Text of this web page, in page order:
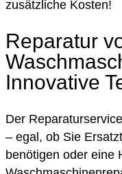
zusätzliche Kosten!
Reparatur
Innovative
Der
– egal, ob Sie
benötigen oder eine